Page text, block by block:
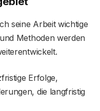
seine Arbeit wichtige
Methoden werden
Erfolge,
die langfristig